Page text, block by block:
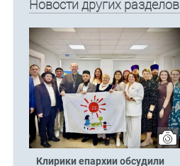
Новости других разделов
Клирики епархии обсудили